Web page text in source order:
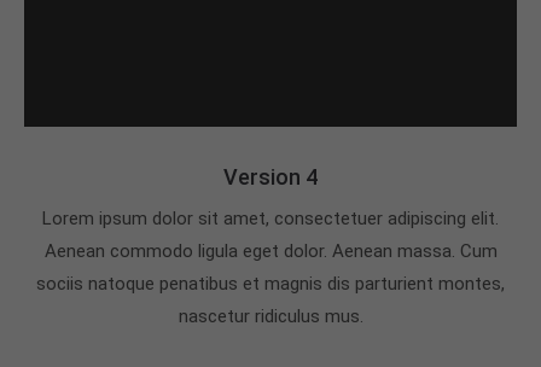
Version 4
Lorem ipsum dolor sit amet, consectetuer adipiscing elit.
Aenean commodo ligula eget dolor. Aenean massa. Cum
sociis natoque penatibus et magnis dis parturient montes,
nascetur ridiculus mus.